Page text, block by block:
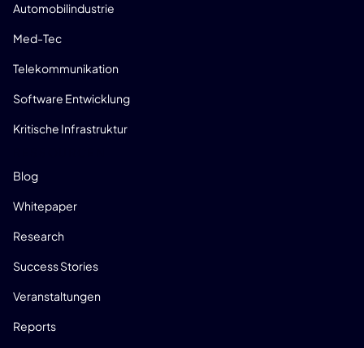
Automobilindustrie
Med-Tec
Telekommunikation
Software Entwicklung
Kritische Infrastruktur
Blog
Whitepaper
Research
Success Stories
Veranstaltungen
Reports